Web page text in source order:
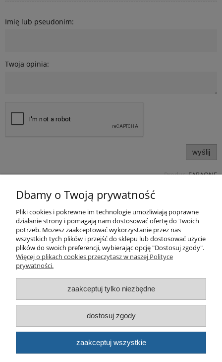
Imię lub pseudonim:
Twoja opinia:
wyślij
Produc.FARAONE
Pomoc
Produkty
Kategorie bloga
Kontakt
© artbud.pl - Wszelkie prawa zastrzeżone
Sklep internetowy Shoper.pl
Dbamy o Twoją prywatność
Pliki cookies i pokrewne im technologie umożliwiają poprawne
działanie strony i pomagają nam dostosować ofertę do Twoich
potrzeb. Możesz zaakceptować wykorzystanie przez nas
wszystkich tych plików i przejść do sklepu lub dostosować użycie
plików do swoich preferencji, wybierając opcję "Dostosuj zgody".
Więcej o plikach cookies przeczytasz w naszej Polityce
prywatności.
zaakceptuj tylko niezbędne
dostosuj zgody
zaakceptuj wszystkie